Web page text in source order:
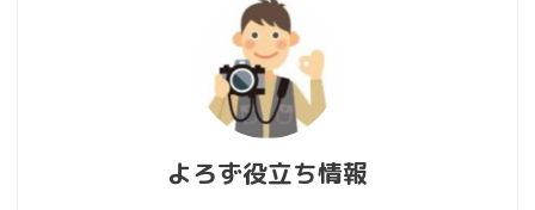
よろず役立ち情報